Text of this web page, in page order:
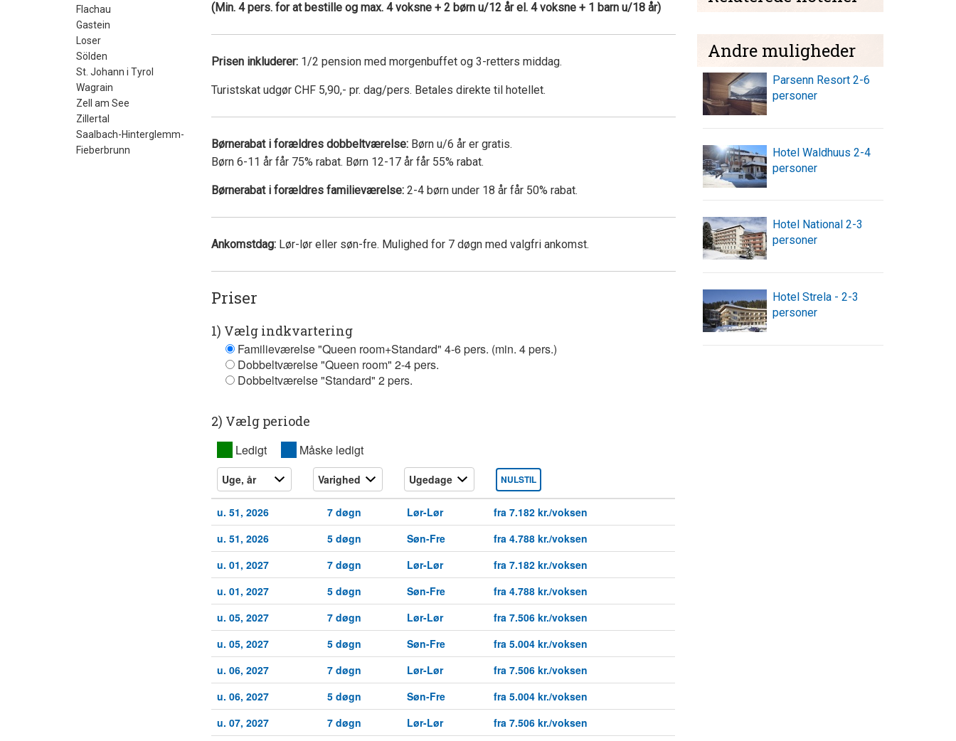
Flachau
Gastein
Loser
Sölden
St. Johann i Tyrol
Wagrain
Zell am See
Zillertal
Saalbach-Hinterglemm-
Fieberbrunn
(Min. 4 pers. for at bestille og max. 4 voksne + 2 børn u/12 år el. 4 voksne + 1 barn u/18 år)
Prisen inkluderer: 1/2 pension med morgenbuffet og 3-retters middag.
Turistskat udgør CHF 5,90,- pr. dag/pers. Betales direkte til hotellet.
Børnerabat i forældres dobbeltværelse: Børn u/6 år er gratis.
Børn 6-11 år får 75% rabat. Børn 12-17 år får 55% rabat.
Børnerabat i forældres familieværelse: 2-4 børn under 18 år får 50% rabat.
Ankomstdag: Lør-lør eller søn-fre. Mulighed for 7 døgn med valgfri ankomst.
Priser
1) Vælg indkvartering
Familieværelse "Queen room+Standard" 4-6 pers. (min. 4 pers.)
Dobbeltværelse "Queen room" 2-4 pers.
Dobbeltværelse "Standard" 2 pers.
2) Vælg periode
Ledigt Måske ledigt
NULSTIL
u. 51, 2026 7 døgn Lør-Lør
fra 7.182 kr./voksen
u. 51, 2026
5 døgn Søn-Fre
fra 4.788 kr./voksen
u. 01, 2027
7 døgn Lør-Lør
fra 7.182 kr./voksen
u. 01, 2027
5 døgn Søn-Fre
fra 4.788 kr./voksen
u. 05, 2027
7 døgn Lør-Lør
fra 7.506 kr./voksen
u. 05, 2027
5 døgn Søn-Fre
fra 5.004 kr./voksen
u. 06, 2027
7 døgn Lør-Lør
fra 7.506 kr./voksen
u. 06, 2027
5 døgn Søn-Fre
fra 5.004 kr./voksen
u. 07, 2027
7 døgn Lør-Lør
fra 7.506 kr./voksen
Andre muligheder
Parsenn Resort 2-6
personer
Hotel Waldhuus 2-4
personer
Hotel National 2-3
personer
Hotel Strela - 2-3
personer